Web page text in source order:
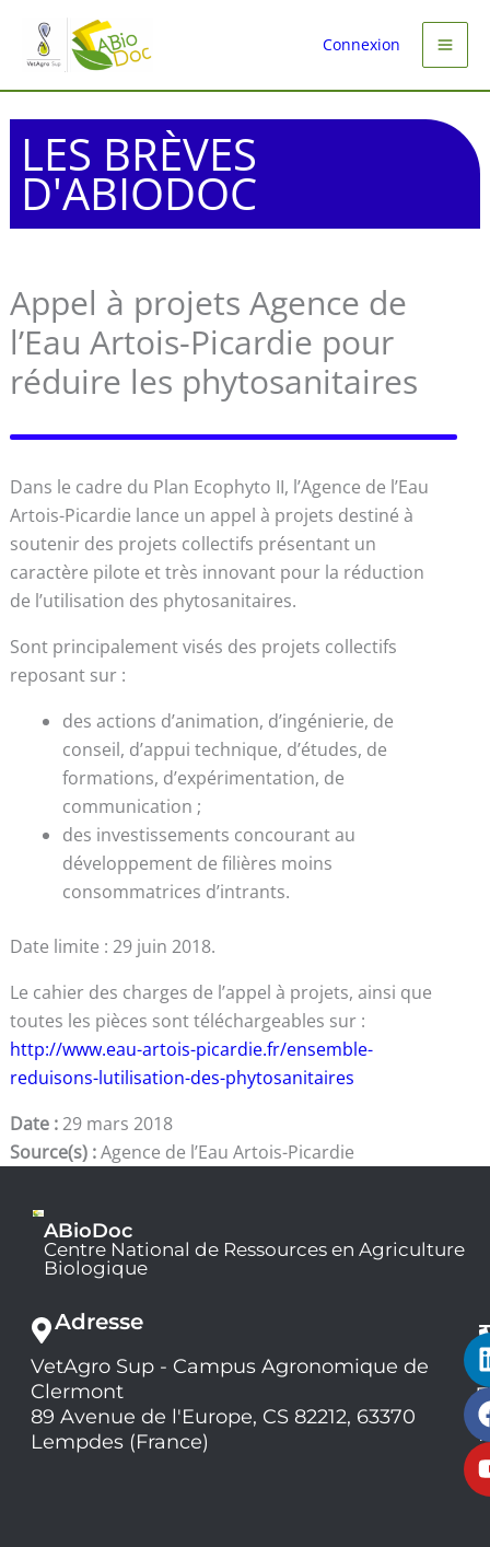
contenu
Connexion
LES BRÈVES
D'ABIODOC
Appel à projets Agence de
l’Eau Artois-Picardie pour
réduire les phytosanitaires
Dans le cadre du Plan Ecophyto II, l’Agence de l’Eau
Artois-Picardie lance un appel à projets destiné à
soutenir des projets collectifs présentant un
caractère pilote et très innovant pour la réduction
de l’utilisation des phytosanitaires.
Sont principalement visés des projets collectifs
reposant sur :
des actions d’animation, d’ingénierie, de
conseil, d’appui technique, d’études, de
formations, d’expérimentation, de
communication ;
des investissements concourant au
développement de filières moins
consommatrices d’intrants.
Date limite : 29 juin 2018.
Le cahier des charges de l’appel à projets, ainsi que
toutes les pièces sont téléchargeables sur :
http://www.eau-artois-picardie.fr/ensemble-
reduisons-lutilisation-des-phytosanitaires
Date :29 mars 2018
Source(s) :Agence de l’Eau Artois-Picardie
ABioDoc
Centre National de Ressources en Agriculture
Biologique
Adresse
VetAgro Sup - Campus Agronomique de
Clermont
89 Avenue de l'Europe, CS 82212, 63370
Lempdes (France)